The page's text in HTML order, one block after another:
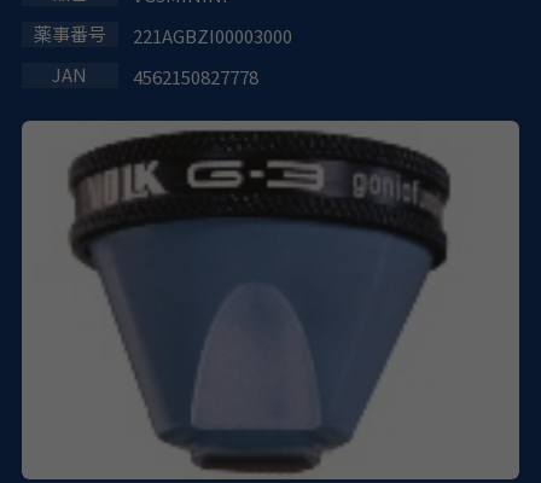
221AGBZI00003000
4562150827778